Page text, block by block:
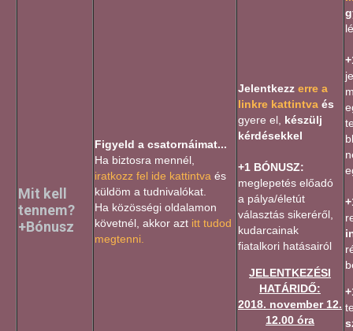
Mit kell
tennem?
+Bónusz
Figyeld a csatornáimat...
Ha biztosra mennél,
iratkozz fel ide kattintva és
küldöm a tudnivalókat.
Ha közösségi oldalamon
követnél, akkor azt itt tudod
megtenni.
Jelentkezz erre a
linkre kattintva és
gyere el, készülj
kérdésekkel
+1 BÓNUSZ:
meglepetés előadó
a pálya/életút
választás sikeréről,
kudarcainak
fiatalkori hatásairól
JELENTKEZÉSI
HATÁRIDŐ:
2018. november 12.
12.00 óra